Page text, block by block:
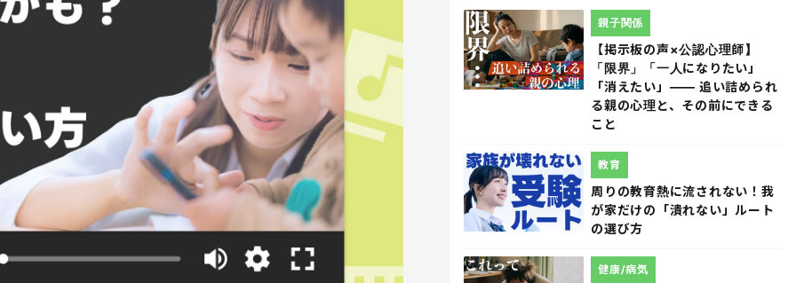
【掲示板の声×公認心理師】
「限界」「一人になりたい」
「消えたい」―― 追い詰められ
る親の心理と、その前にできる
こと
親子関係
周りの教育熱に流されない！我
が家だけの「潰れない」ルート
の選び方
教育
健康/病気